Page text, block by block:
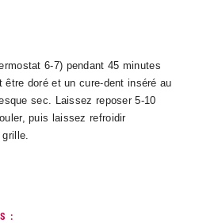
6-7) pendant 45 minutes
être doré et un cure-dent inséré au
sec. Laissez reposer 5-10
puis laissez refroidir
: